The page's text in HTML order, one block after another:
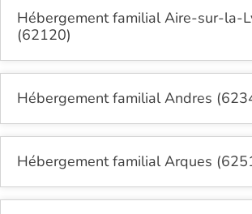
Hébergement familial Aire-sur-la-
(62120)
Hébergement familial Andres
Hébergement familial Arques